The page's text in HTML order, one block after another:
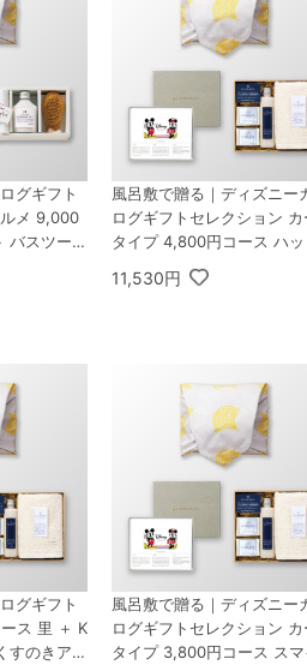
グギフト
メ 9,000
バスツーリ
A
風呂敷で贈る｜ディズニー
ログギフトセレクション カ
タイプ 4,800円コース ハッ
＋ KUSU HANDMADE くす
アロマ バスギフトセット C
11,530円
グギフト
ス 里 ＋ K
すのきアロ
風呂敷で贈る｜ディズニー
ログギフトセレクション カ
タイプ 3,800円コース スマ